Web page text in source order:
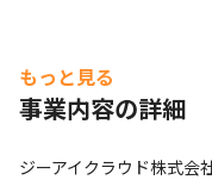
もっと見る
事業内容の詳細
ジーアイクラウド株式会